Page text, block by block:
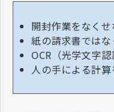
開封作業をなく
紙の請求書では
OCR（光学文字
人の手による計